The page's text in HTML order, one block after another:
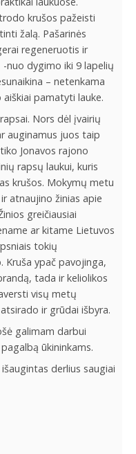
krušos pažeisti
žalą. Pašarinės
regeneruotis ir
nuo dygimo iki 9 lapelių
– netenkama
pamatyti lauke.
Nors dėl įvairių
auginamus juos taip
Jonavos rajono
rapsų laukui, kuris
krušos. Mokymų metu
atnaujino žinias apie
greičiausiai
ar kitame Lietuvos
tokių
Kruša ypač pavojinga,
tada ir keliolikos
visų metų
ir grūdai išbyra.
galimam darbui
ūkininkams.
derlius saugiai